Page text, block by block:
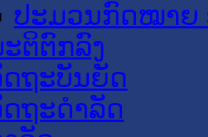
ປະມວນກົດໝາຍ
ຕິຕົກລົງ
ຖະບັນຍັດ
ຖະດໍາລັດ